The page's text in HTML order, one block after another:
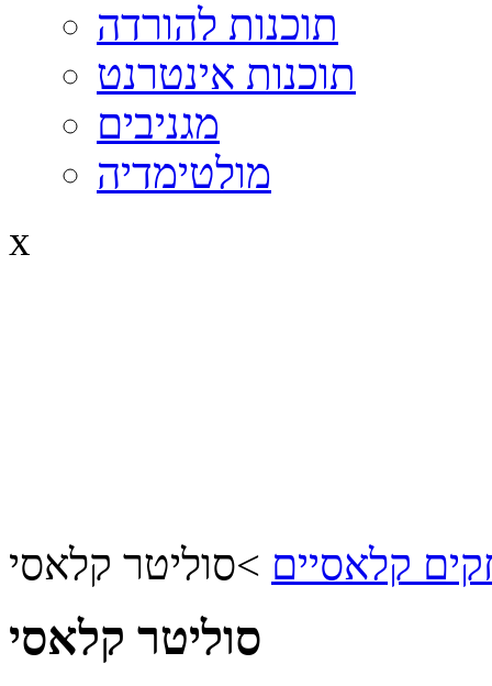
תוכנות להורדה
תוכנות אינטרנט
מגניבים
מולטימדיה
x
קלאסיים >סוליטר קלאסי
סוליטר קלאסי